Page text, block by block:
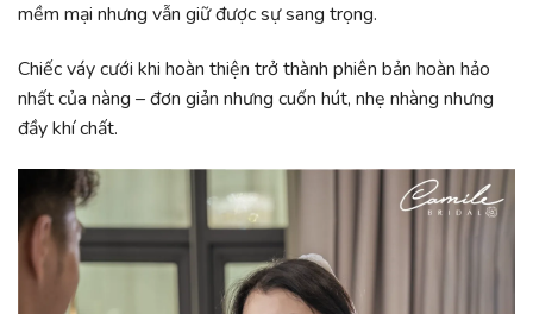
mềm mại nhưng vẫn giữ được sự sang trọng.
Chiếc váy cưới khi hoàn thiện trở thành phiên bản hoàn hảo
nhất của nàng – đơn giản nhưng cuốn hút, nhẹ nhàng nhưng
đầy khí chất.